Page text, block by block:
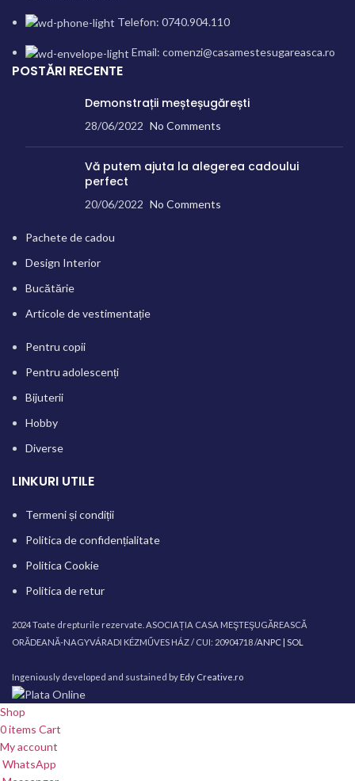
Telefon: 0740.904.110
Email: comenzi@casamestesugareasca.ro
POSTĂRI RECENTE
Demonstrații meșteșugărești
28/06/2022 No Comments
Vă putem ajuta la alegerea cadoului
perfect
20/06/2022 No Comments
Pachete de cadou
Design Interior
Bucătărie
Articole de vestimentație
Pentru copii
Pentru adolescenți
Bijuterii
Hobby
Diverse
LINKURI UTILE
Termeni și condiții
Politica de confidențialitate
Politica Cookie
Politica de retur
2024 Toate drepturile rezervate. ASOCIAȚIA CASA MEŞTEŞUGĂREASCĂ
ORĂDEANĂ-NAGYVÁRADI KÉZMŰVES HÁZ / CUI: 20904718 /ANPC | SOL
Ingeniously developed and sustained by Edy Creative.ro
Shop
0items Cart
My account
WhatsApp